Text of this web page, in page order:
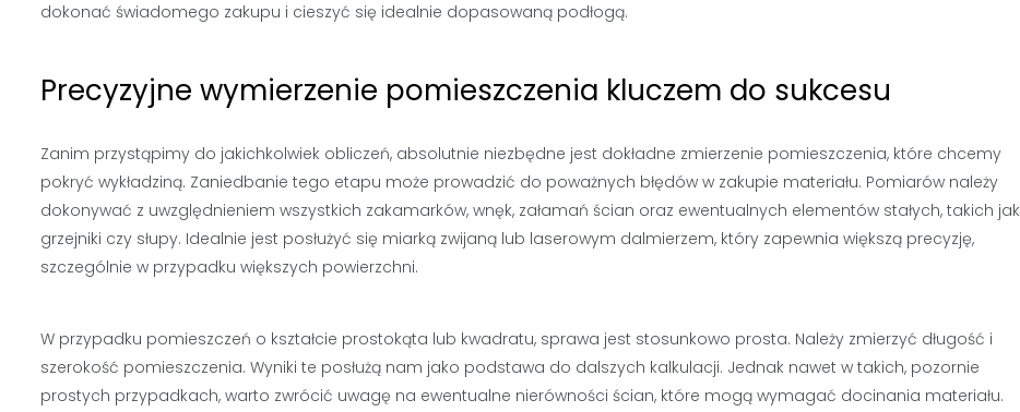
dokonać świadomego zakupu i cieszyć się idealnie dopasowaną podłogą.
Precyzyjne wymierzenie pomieszczenia kluczem do sukcesu
Zanim przystąpimy do jakichkolwiek obliczeń, absolutnie niezbędne jest dokładne zmierzenie pomieszczenia, które chcemy
pokryć wykładziną. Zaniedbanie tego etapu może prowadzić do poważnych błędów w zakupie materiału. Pomiarów należy
dokonywać z uwzględnieniem wszystkich zakamarków, wnęk, załamań ścian oraz ewentualnych elementów stałych, takich jak
grzejniki czy słupy. Idealnie jest posłużyć się miarką zwijaną lub laserowym dalmierzem, który zapewnia większą precyzję,
szczególnie w przypadku większych powierzchni.
W przypadku pomieszczeń o kształcie prostokąta lub kwadratu, sprawa jest stosunkowo prosta. Należy zmierzyć długość i
szerokość pomieszczenia. Wyniki te posłużą nam jako podstawa do dalszych kalkulacji. Jednak nawet w takich, pozornie
prostych przypadkach, warto zwrócić uwagę na ewentualne nierówności ścian, które mogą wymagać docinania materiału.